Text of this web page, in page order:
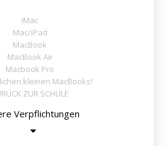
iMac
Mac/iPad
MacBook
MacBook Air
Macbook Pro
kleinen MacBooks!
ZUR SCHULE
Verpflichtungen